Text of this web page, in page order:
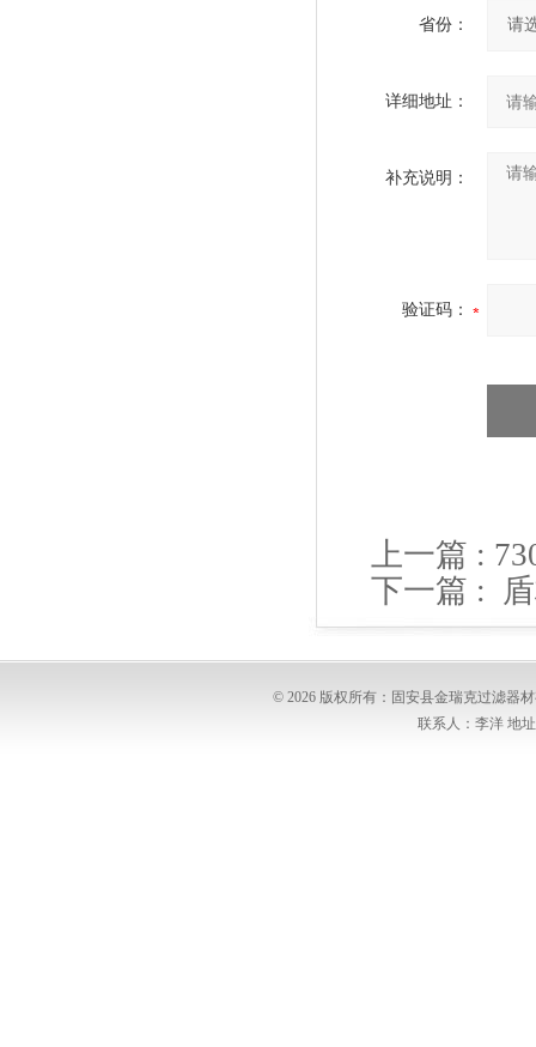
省份：
详细地址：
补充说明：
验证码：
上一篇 :
下一篇 :
© 2026 版权所有：固安县金瑞克过滤器
联系人：李洋 地